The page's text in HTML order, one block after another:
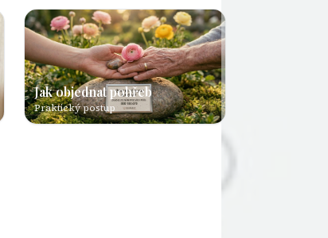
Jak objednat pohřeb
Praktický postup